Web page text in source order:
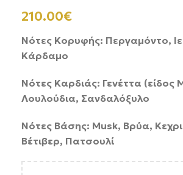
210.00€
Νότες Κορυφής: Περγαμόντο,
Κάρδαμο
Νότες Καρδιάς: Γενέττα (είδος
Λουλούδια, Σανδαλόξυλο
Νότες Βάσης: Musk, Βρύα,
Βέτιβερ, Πατσουλί